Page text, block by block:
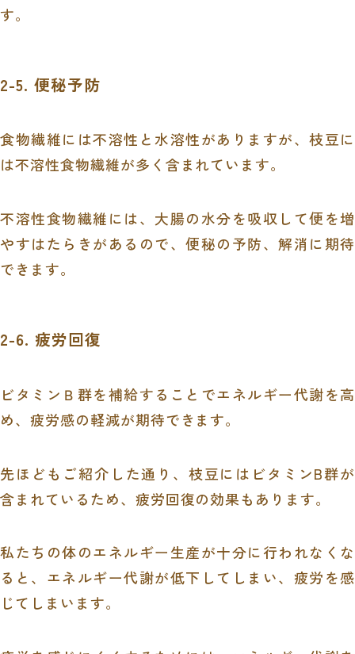
す。
2-5. 便秘予防
食物繊維には不溶性と水溶性がありますが、枝豆に
は不溶性食物繊維が多く含まれています。
不溶性食物繊維には、大腸の水分を吸収して便を増
やすはたらきがあるので、便秘の予防、解消に期待
できます。
2-6. 疲労回復
ビタミンＢ群を補給することでエネルギー代謝を高
め、疲労感の軽減が期待できます。
先ほどもご紹介した通り、枝豆にはビタミンB群が
含まれているため、疲労回復の効果もあります。
私たちの体のエネルギー生産が十分に行われなくな
ると、エネルギー代謝が低下してしまい、疲労を感
じてしまいます。